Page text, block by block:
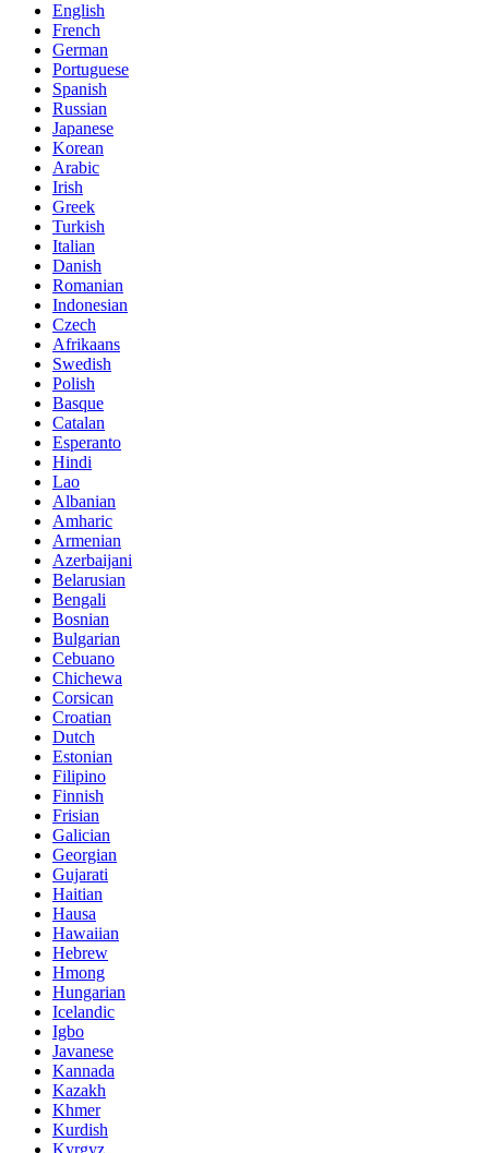
English
French
German
Portuguese
Spanish
Russian
Japanese
Korean
Arabic
Irish
Greek
Turkish
Italian
Danish
Romanian
Indonesian
Czech
Afrikaans
Swedish
Polish
Basque
Catalan
Esperanto
Hindi
Lao
Albanian
Amharic
Armenian
Azerbaijani
Belarusian
Bengali
Bosnian
Bulgarian
Cebuano
Chichewa
Corsican
Croatian
Dutch
Estonian
Filipino
Finnish
Frisian
Galician
Georgian
Gujarati
Haitian
Hausa
Hawaiian
Hebrew
Hmong
Hungarian
Icelandic
Igbo
Javanese
Kannada
Kazakh
Khmer
Kurdish